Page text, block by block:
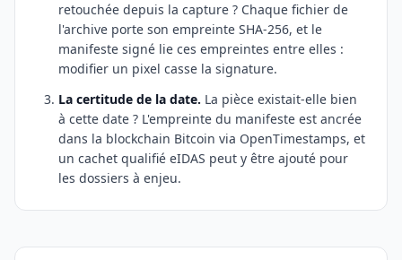
retouchée depuis la capture ? Chaque fichier de
l'archive porte son empreinte SHA-256, et le
manifeste signé lie ces empreintes entre elles :
modifier un pixel casse la signature.
La certitude de la date. La pièce existait-elle bien
à cette date ? L'empreinte du manifeste est ancrée
dans la blockchain Bitcoin via OpenTimestamps, et
un cachet qualifié eIDAS peut y être ajouté pour
les dossiers à enjeu.